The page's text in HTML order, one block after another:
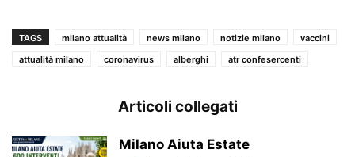
TAGS milano attualità news milano notizie milano
vaccini
attualità milano
coronavirus alberghi atr confesercenti
Articoli collegati
Milano Aiuta Estate